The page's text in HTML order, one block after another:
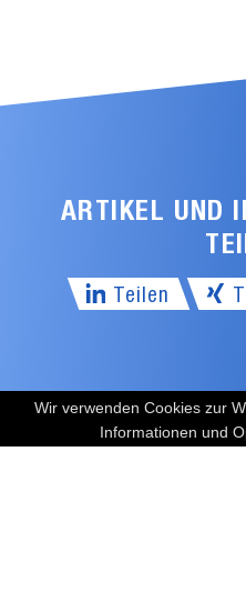
ARTIKEL UND
Teilen
Wir verwenden Cookies zur
Informationen und